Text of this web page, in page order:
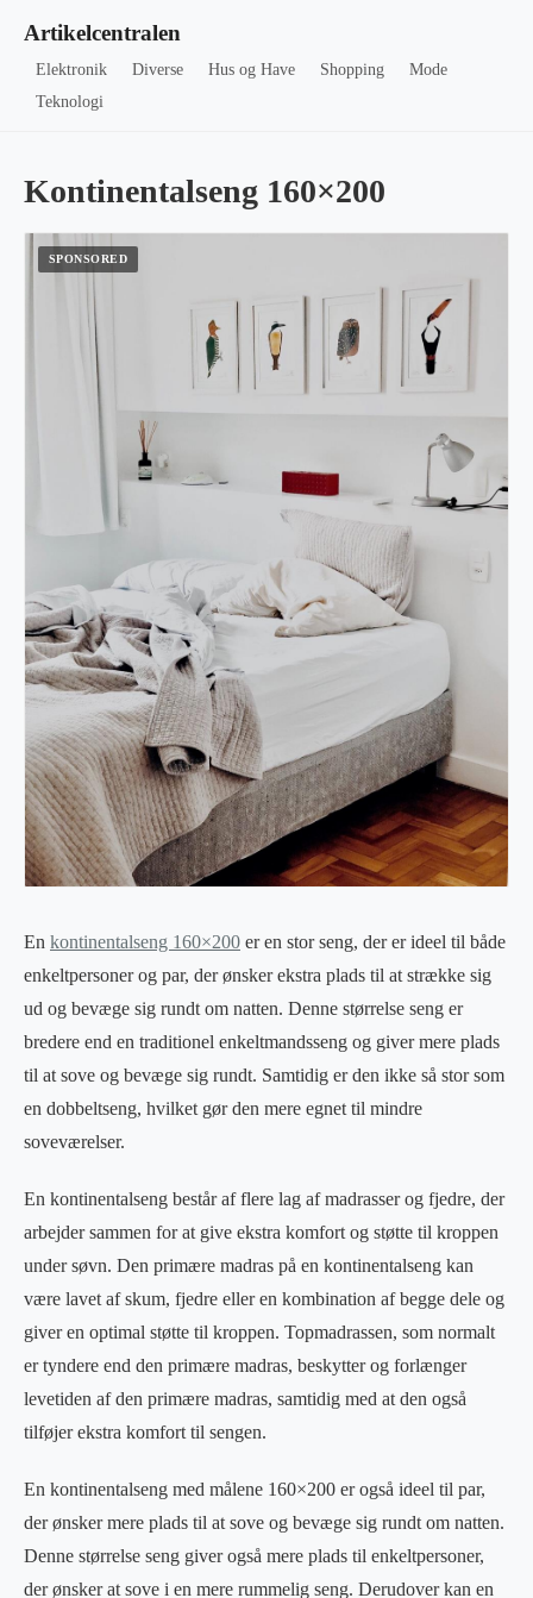
Artikelcentralen
Elektronik Diverse Hus og Have Shopping
Mode
Teknologi
Kontinentalseng 160×200
En kontinentalseng 160×200 er en stor seng, der er ideel til både
enkeltpersoner og par, der ønsker ekstra plads til at strække sig
ud og bevæge sig rundt om natten. Denne størrelse seng er
bredere end en traditionel enkeltmandsseng og giver mere plads
til at sove og bevæge sig rundt. Samtidig er den ikke så stor som
en dobbeltseng, hvilket gør den mere egnet til mindre
soveværelser.
En kontinentalseng består af flere lag af madrasser og fjedre, der
arbejder sammen for at give ekstra komfort og støtte til kroppen
under søvn. Den primære madras på en kontinentalseng kan
være lavet af skum, fjedre eller en kombination af begge dele og
giver en optimal støtte til kroppen. Topmadrassen, som normalt
er tyndere end den primære madras, beskytter og forlænger
levetiden af den primære madras, samtidig med at den også
tilføjer ekstra komfort til sengen.
En kontinentalseng med målene 160×200 er også ideel til par,
der ønsker mere plads til at sove og bevæge sig rundt om natten.
Denne størrelse seng giver også mere plads til enkeltpersoner,
der ønsker at sove i en mere rummelig seng. Derudover kan en